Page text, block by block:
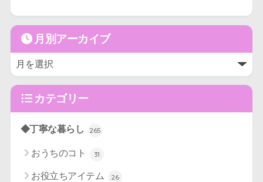
月別アーカイブ
カテゴリー
◆丁寧な暮らし 265
おうちのコト 31
お役立ちアイテム 26